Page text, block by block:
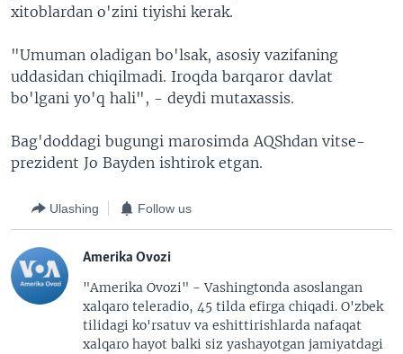
xitoblardan o'zini tiyishi kerak.
"Umuman oladigan bo'lsak, asosiy vazifaning
uddasidan chiqilmadi. Iroqda barqaror davlat
bo'lgani yo'q hali", - deydi mutaxassis.
Bag'doddagi bugungi marosimda AQShdan vitse-
prezident Jo Bayden ishtirok etgan.
Ulashing Follow us
Amerika Ovozi
"Amerika Ovozi" - Vashingtonda asoslangan
xalqaro teleradio, 45 tilda efirga chiqadi. O'zbek
tilidagi ko'rsatuv va eshittirishlarda nafaqat
xalqaro hayot balki siz yashayotgan jamiyatdagi